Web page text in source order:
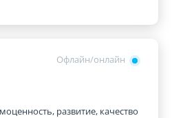
Офлайн/онлайн
развитие, качество